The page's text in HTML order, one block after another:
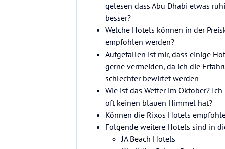
gelesen dass Abu Dhabi etwas
besser?
Welche Hotels können in der
empfohlen werden?
Aufgefallen ist mir, dass einige
gerne vermeiden, da ich die
schlechter bewirtet werden
Wie ist das Wetter im Oktober?
oft keinen blauen Himmel hat?
Können die Rixos Hotels
Folgende weitere Hotels sind in
JA Beach Hotels